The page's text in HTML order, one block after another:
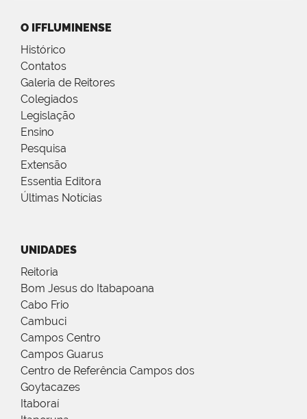
O IFFLUMINENSE
Histórico
Contatos
Galeria de Reitores
Colegiados
Legislação
Ensino
Pesquisa
Extensão
Essentia Editora
Últimas Notícias
UNIDADES
Reitoria
Bom Jesus do Itabapoana
Cabo Frio
Cambuci
Campos Centro
Campos Guarus
Centro de Referência Campos dos
Goytacazes
Itaboraí